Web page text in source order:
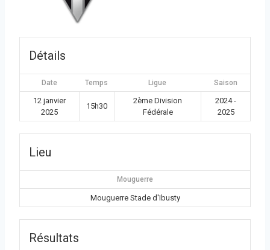
Détails
Date Temps Ligue Saison
12 janvier
2025
15h30
2ème Division
Fédérale
2024 -
2025
Lieu
Mouguerre
Mouguerre Stade d'Ibusty
Résultats